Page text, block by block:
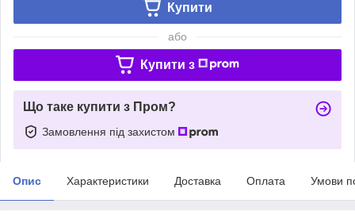
Купити
або
Купити з
Що таке купити з Пром?
Замовлення під захистом
Опис Характеристики Доставка Оплата Умови